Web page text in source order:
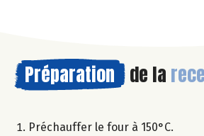
Préparation de la
Préchauffer le four à 150°C.